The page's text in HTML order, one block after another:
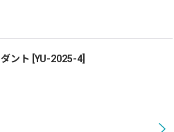
ント YU-2025-4